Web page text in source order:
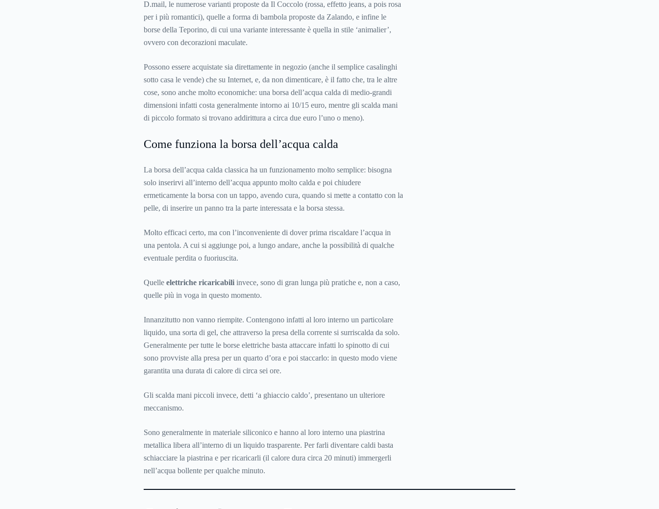
D.mail, le numerose varianti proposte da Il Coccolo (rossa, effetto jeans, a pois rosa
per i più romantici), quelle a forma di bambola proposte da Zalando, e infine le
borse della Teporino, di cui una variante interessante è quella in stile ‘animalier’,
ovvero con decorazioni maculate.
Possono essere acquistate sia direttamente in negozio (anche il semplice casalinghi
sotto casa le vende) che su Internet, e, da non dimenticare, è il fatto che, tra le altre
cose, sono anche molto economiche: una borsa dell’acqua calda di medio-grandi
dimensioni infatti costa generalmente intorno ai 10/15 euro, mentre gli scalda mani
di piccolo formato si trovano addirittura a circa due euro l’uno o meno).
Come funziona la borsa dell’acqua calda
La borsa dell’acqua calda classica ha un funzionamento molto semplice: bisogna
solo inserirvi all’interno dell’acqua appunto molto calda e poi chiudere
ermeticamente la borsa con un tappo, avendo cura, quando si mette a contatto con la
pelle, di inserire un panno tra la parte interessata e la borsa stessa.
Molto efficaci certo, ma con l’inconveniente di dover prima riscaldare l’acqua in
una pentola. A cui si aggiunge poi, a lungo andare, anche la possibilità di qualche
eventuale perdita o fuoriuscita.
Quelle elettriche ricaricabiliinvece, sono di gran lunga più pratiche e, non a caso,
quelle più in voga in questo momento.
Innanzitutto non vanno riempite. Contengono infatti al loro interno un particolare
liquido, una sorta di gel, che attraverso la presa della corrente si surriscalda da solo.
Generalmente per tutte le borse elettriche basta attaccare infatti lo spinotto di cui
sono provviste alla presa per un quarto d’ora e poi staccarlo: in questo modo viene
garantita una durata di calore di circa sei ore.
Gli scalda mani piccoli invece, detti ‘a ghiaccio caldo’, presentano un ulteriore
meccanismo.
Sono generalmente in materiale siliconico e hanno al loro interno una piastrina
metallica libera all’interno di un liquido trasparente. Per farli diventare caldi basta
schiacciare la piastrina e per ricaricarli (il calore dura circa 20 minuti) immergerli
nell’acqua bollente per qualche minuto.